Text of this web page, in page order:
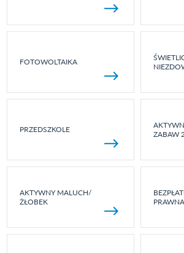
FOTOWOLTAIKA
PRZEDSZKOLE
ZABAW
AKTYWNY MALUCH/
ŻŁOBEK
PRAWNA